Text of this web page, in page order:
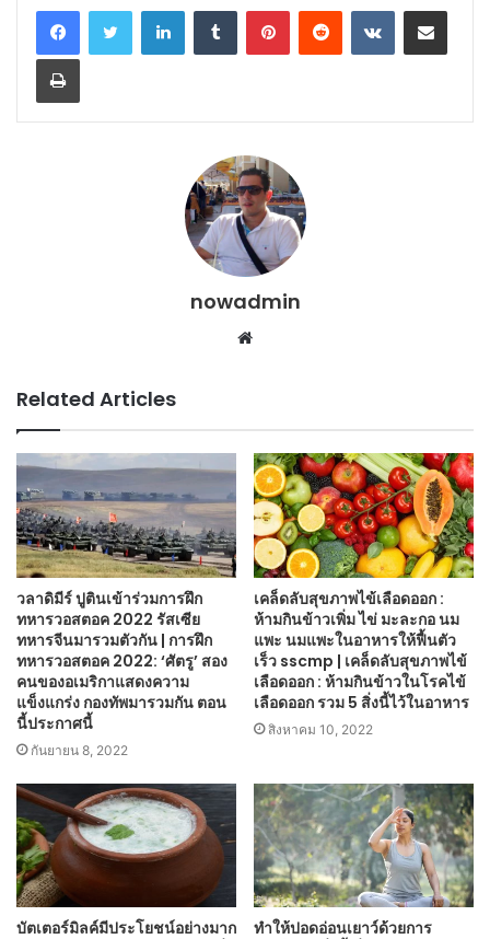
LinkedInTumblr PinterestReddit VKontakteShare via Email
Print
nowadmin
Website
Related Articles
วลาดิมีร์ ปูตินเข้าร่วมการฝึก
ทหารวอสตอค 2022 รัสเซีย
ทหารจีนมารวมตัวกัน | การฝึก
ทหารวอสตอค 2022: ‘ศัตรู’ สอง
คนของอเมริกาแสดงความ
แข็งแกร่ง กองทัพมารวมกัน ตอน
นี้ประกาศนี้
กันยายน 8, 2022
เคล็ดลับสุขภาพไข้เลือดออก :
ห้ามกินข้าวเพิ่ม ไข่ มะละกอ นม
แพะ นมแพะในอาหารให้ฟื้นตัว
เร็ว sscmp | เคล็ดลับสุขภาพไข้
เลือดออก : ห้ามกินข้าวในโรคไข้
เลือดออก รวม 5 สิ่งนี้ไว้ในอาหาร
สิงหาคม 10, 2022
บัตเตอร์มิลค์มีประโยชน์อย่างมาก
ทำให้ปอดอ่อนเยาว์ด้วยการ